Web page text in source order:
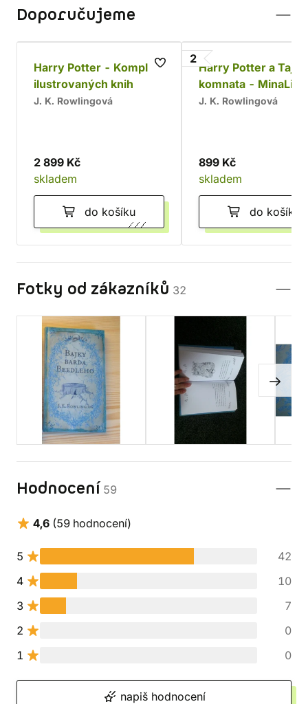
Doporučujeme
Harry Potter - Komplet
ilustrovaných knih
J. K. Rowlingová
2 899 Kč
skladem
do košíku
2
Harry Potter a
komnata -
J. K. Rowlingová
899 Kč
skladem
do košíku
Fotky od zákazníků 32
Hodnocení 59
4,6 (59 hodnocení)
5
42
4
10
3
7
2
0
1
0
napiš hodnocení